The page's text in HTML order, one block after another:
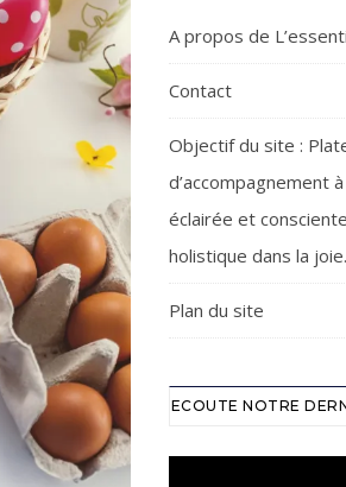
A propos de
Contact
Objectif du site :
d’accompagnement
éclairée et
holistique dans la joie.
Plan du site
ECOUTE NOTRE